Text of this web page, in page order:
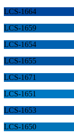
LCS-1664
LCS-1659
LCS-1654
LCS-1655
LCS-1671
LCS-1651
LCS-1653
LCS-1650